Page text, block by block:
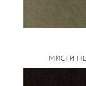
МИСТИ